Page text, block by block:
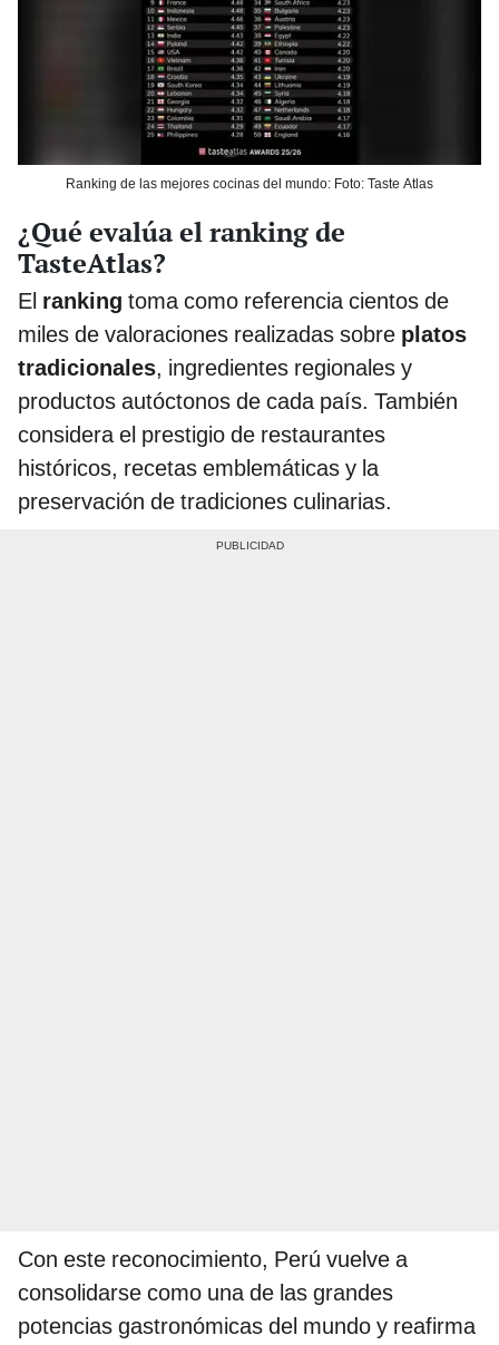
Ranking de las mejores cocinas del mundo: Foto: Taste Atlas
¿Qué evalúa el ranking de
TasteAtlas?
El ranking toma como referencia cientos de
miles de valoraciones realizadas sobre platos
tradicionales, ingredientes regionales y
productos autóctonos de cada país. También
considera el prestigio de restaurantes
históricos, recetas emblemáticas y la
preservación de tradiciones culinarias.
Con este reconocimiento, Perú vuelve a
consolidarse como una de las grandes
potencias gastronómicas del mundo y reafirma